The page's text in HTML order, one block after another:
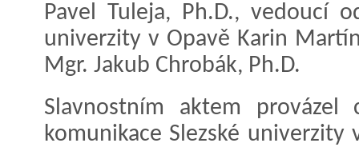
Pavel Tuleja, Ph.D., vedoucí
univerzity v Opavě Karin
Mgr. Jakub Chrobák, Ph.D.
Slavnostním aktem provázel
komunikace Slezské univerzity